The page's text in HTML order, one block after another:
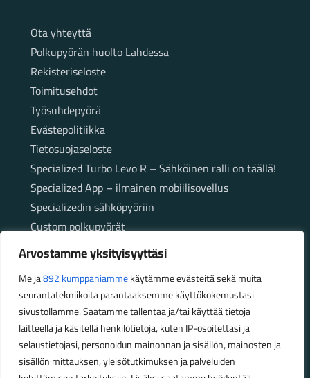
Arvostamme yksityisyyttäsi
Me ja892 kumppaniammekäytämme evästeitä sekä muita
seurantatekniikoita parantaaksemme käyttökokemustasi
sivustollamme. Saatamme tallentaa ja/tai käyttää tietoja
laitteella ja käsitellä henkilötietoja, kuten IP-osoitettasi ja
selaustietojasi, personoidun mainonnan ja sisällön, mainosten ja
sisällön mittauksen, yleisötutkimuksen ja palveluiden
SivutOta yhteyttä
Polkupyörän huolto Lahdessa
Rekisteriseloste
Toimitusehdot
Työsuhdepyörä
Evästepolitiikka
Tietosuojaseloste
Specialized Turbo Levo R – Sähköinen ralli on täällä!
Specialized App – ilmainen mobiilisovellus
Specializedin sähköpyöriin
Custom polkupyörät
Fatbikellä helppoa ja huoletonta etenemistä
maastossa
Aukioloajat
Talvikauden aukioloajat (1.10.2025 – 28.2.2026)
Ma-Pe 10-18